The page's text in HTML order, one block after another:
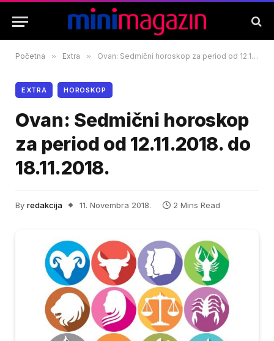
Početna » Extra » Ovan: Sedmični horoskop za period od 12.11.2018. do 18.11.2018.
EXTRA HOROSKOP
Ovan: Sedmični horoskop
za period od 12.11.2018. do
18.11.2018.
By redakcija 11. Novembra 2018. 2 Mins Read